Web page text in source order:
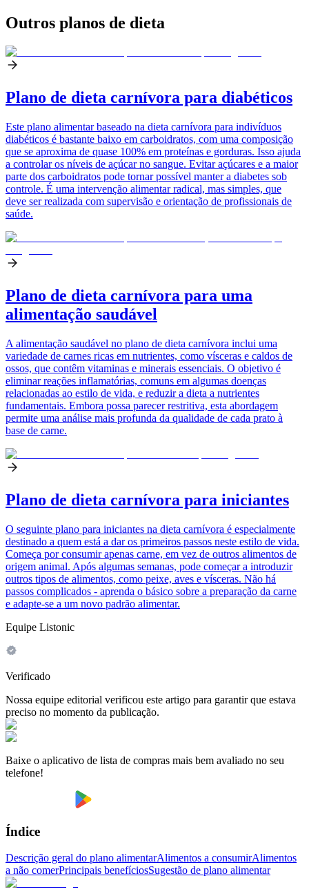
Outros planos de dieta
Plano de dieta carnívora para diabéticos
Este plano alimentar baseado na dieta carnívora para indivíduos
diabéticos é bastante baixo em carboidratos, com uma composição
que se aproxima de quase 100% em proteínas e gorduras. Isso ajuda
a controlar os níveis de açúcar no sangue. Evitar açúcares e a maior
parte dos carboidratos pode tornar possível manter a diabetes sob
controle. É uma intervenção alimentar radical, mas simples, que
deve ser realizada com supervisão e orientação de profissionais de
saúde.
Plano de dieta carnívora para uma
alimentação saudável
A alimentação saudável no plano de dieta carnívora inclui uma
variedade de carnes ricas em nutrientes, como vísceras e caldos de
ossos, que contêm vitaminas e minerais essenciais. O objetivo é
eliminar reações inflamatórias, comuns em algumas doenças
relacionadas ao estilo de vida, e reduzir a dieta a nutrientes
fundamentais. Embora possa parecer restritiva, esta abordagem
permite uma análise mais profunda da qualidade de cada prato à
base de carne.
Plano de dieta carnívora para iniciantes
O seguinte plano para iniciantes na dieta carnívora é especialmente
destinado a quem está a dar os primeiros passos neste estilo de vida.
Começa por consumir apenas carne, em vez de outros alimentos de
origem animal. Após algumas semanas, pode começar a introduzir
outros tipos de alimentos, como peixe, aves e vísceras. Não há
passos complicados - aprenda o básico sobre a preparação da carne
e adapte-se a um novo padrão alimentar.
Equipe Listonic
Verificado
Nossa equipe editorial verificou este artigo para garantir que estava
preciso no momento da publicação.
Baixe o aplicativo de lista de compras mais bem avaliado no seu
telefone!
Índice
Descrição geral do plano alimentarAlimentos a consumirAlimentos
a não comerPrincipais benefíciosSugestão de plano alimentar